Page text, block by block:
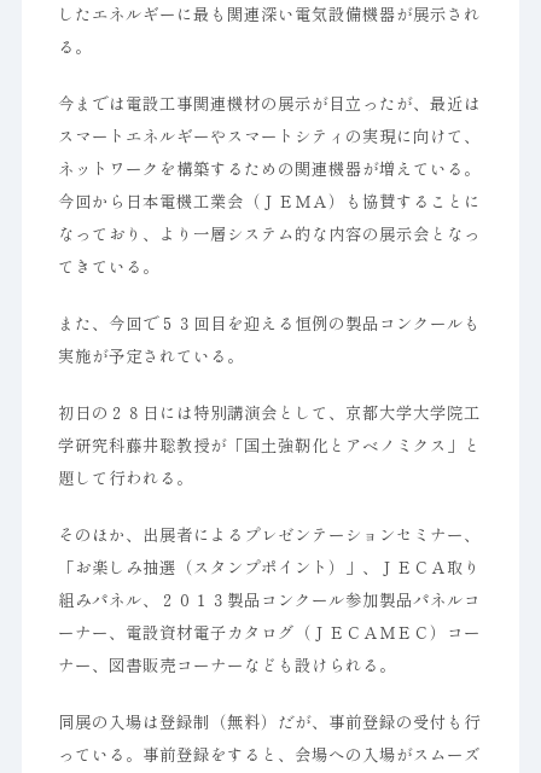
したエネルギーに最も関連深い電気設備機器が展示され
る。
今までは電設工事関連機材の展示が目立ったが、最近は
スマートエネルギーやスマートシティの実現に向けて、
ネットワークを構築するための関連機器が増えている。
今回から日本電機工業会（ＪＥＭＡ）も協賛することに
なっており、より一層システム的な内容の展示会となっ
てきている。
また、今回で５３回目を迎える恒例の製品コンクールも
実施が予定されている。
初日の２８日には特別講演会として、京都大学大学院工
学研究科藤井聡教授が「国土強靭化とアベノミクス」と
題して行われる。
そのほか、出展者によるプレゼンテーションセミナー、
「お楽しみ抽選（スタンプポイント）」、ＪＥＣＡ取り
組みパネル、２０１３製品コンクール参加製品パネルコ
ーナー、電設資材電子カタログ（ＪＥＣＡＭＥＣ）コー
ナー、図書販売コーナーなども設けられる。
同展の入場は登録制（無料）だが、事前登録の受付も行
っている。事前登録をすると、会場への入場がスムーズ